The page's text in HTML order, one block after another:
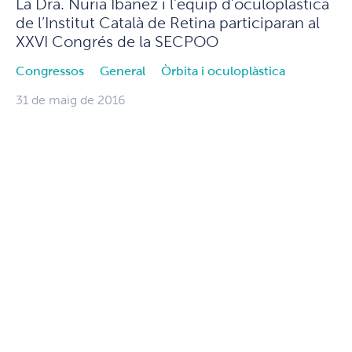
La Dra. Núria Ibáñez i l’equip d’oculoplàstica
de l’Institut Català de Retina participaran al
XXVI Congrés de la SECPOO
Congressos General Òrbita i oculoplàstica
31 de maig de 2016